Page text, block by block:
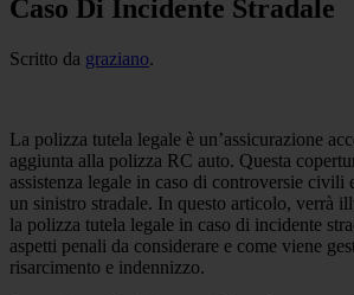
Caso Di Incidente Stradale
Scritto da graziano.
La polizza tutela legale è un’assicurazione
aggiunta alla polizza RC auto. Questa
assistenza legale in caso di controversie civili
un sinistro stradale. In questo articolo, verrà
la polizza tutela legale in caso di incidente
aspetti penali da considerare e come viene
risarcimento e indennizzo.